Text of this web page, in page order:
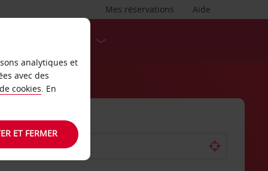
Aide
Mes réservations
analytiques et
avec des
cookies. En
ET FERMER